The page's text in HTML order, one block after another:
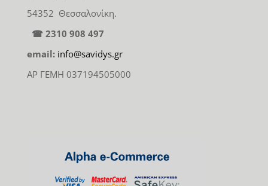
54352 Θεσσαλονίκη.
☎ 2310 908 497
email: info@savidys.gr
ΑΡ ΓΕΜΗ 037194505000